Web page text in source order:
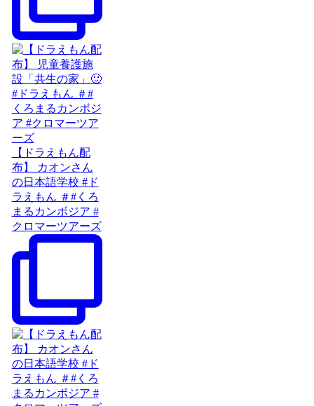
【ドラえもん配
布】 カオンさん
の日本語学校 #ド
ラえもん ＃#くろ
まるカンボジア #
クロマーツアーズ